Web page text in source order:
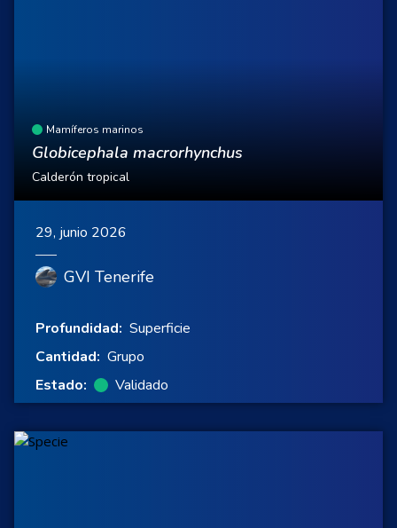
Mamíferos marinos
Globicephala macrorhynchus
Calderón tropical
29, junio 2026
GVI Tenerife
Profundidad: Superficie
Cantidad: Grupo
Estado:
Validado